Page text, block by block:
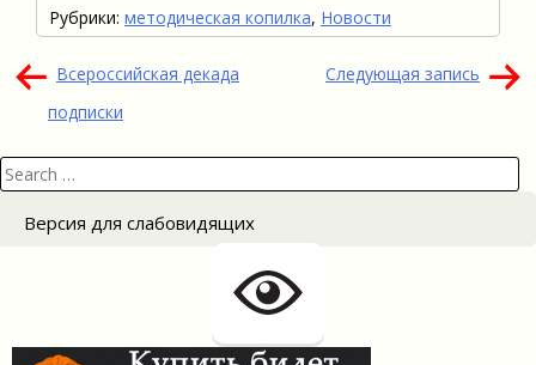
Рубрики: методическая копилка, Новости
Навигация
по
Всероссийская декада
подписки
Следующая запись
Search
for:
Версия для слабовидящих